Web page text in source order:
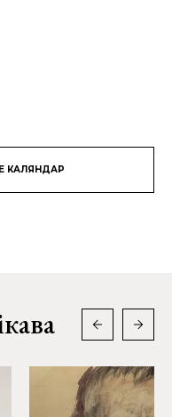
КАЛЯНДАР